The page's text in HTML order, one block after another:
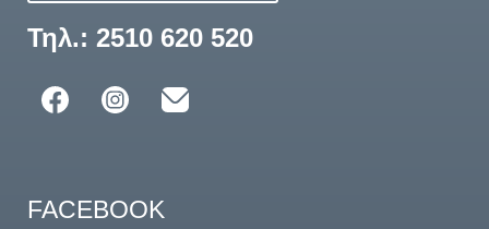
Τηλ.: 2510 620 520
FACEBOOK